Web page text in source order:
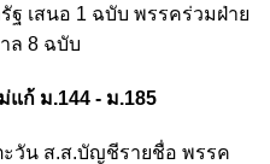
ฐ เสนอ 1 ฉบับ พรรคร่วมฝ่าย
ล 8 ฉบับ
แก้ ม.144 - ม.185
ะวัน ส.ส.บัญชีรายชื่อ พรรค